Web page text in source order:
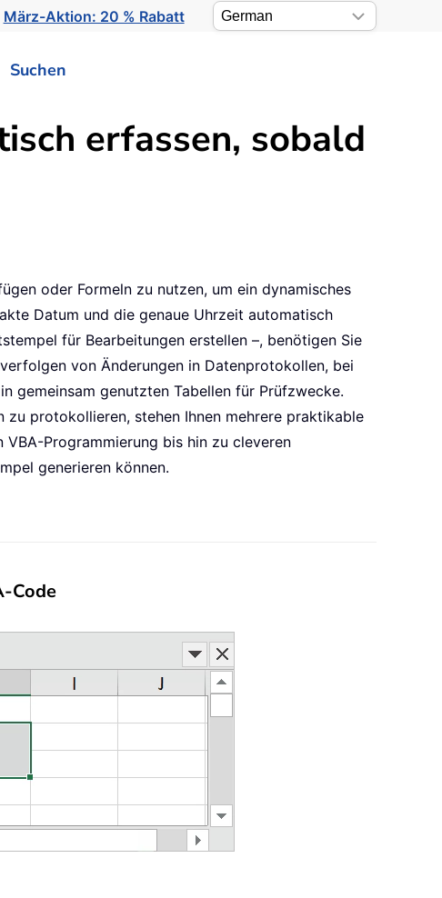
März-Aktion: 20 % Rabatt
Suchen
erfassen, sobald
oder Formeln zu nutzen, um ein dynamisches
Datum und die genaue Uhrzeit automatisch
für Bearbeitungen erstellen –, benötigen Sie
von Änderungen in Datenprotokollen, bei
gemeinsam genutzten Tabellen für Prüfzwecke.
protokollieren, stehen Ihnen mehrere praktikable
Programmierung bis hin zu cleveren
generieren können.
Code